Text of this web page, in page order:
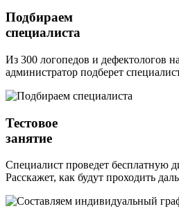
Подбираем
специалиста
Из 300 логопедов и дефектологов
администратор подберет
Тестовое
занятие
Специалист проведет бесплатную
Расскажет, как будут проходить